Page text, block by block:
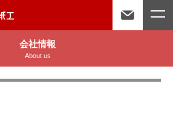
会社情報
About us